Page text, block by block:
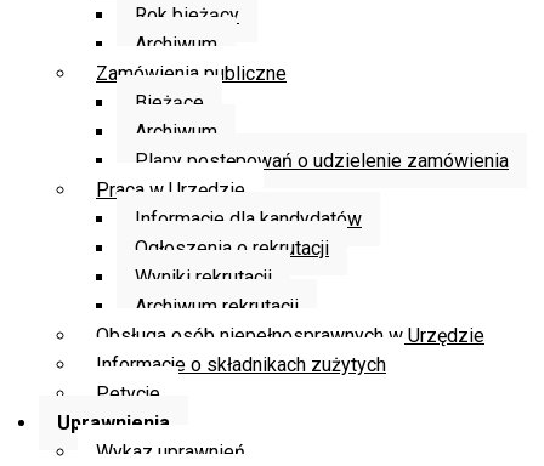
Rok bieżący
Archiwum
Zamówienia publiczne
Bieżące
Archiwum
Plany postępowań o udzielenie zamówienia
Praca w Urzędzie
Informacje dla kandydatów
Ogłoszenia o rekrutacji
Wyniki rekrutacji
Archiwum rekrutacji
Obsługa osób niepełnosprawnych w Urzędzie
Informacje o składnikach zużytych
Petycje
Uprawnienia
Wykaz uprawnień